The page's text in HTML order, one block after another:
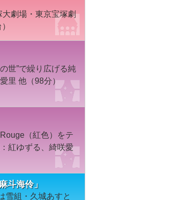
劇場・東京宝塚劇
世”で繰り広げる純
里 他（98分）
（紅色）をテ
紅ゆずる、綺咲愛
斗海伶」
雪組・久城あすと